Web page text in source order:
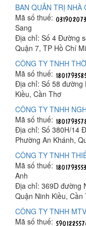
BAN QUẢN TRỊ NHÀ
Mã số thuế:
Sang
Địa chỉ: Số 4 Đường
Quận 7, TP Hồ Chí
CÔNG TY TNHH
Mã số thuế:
Địa chỉ: Số 58 đường
Kiều, Cần Thơ
CÔNG TY TNHH
Mã số thuế:
Địa chỉ: Số 380H/14
Phường An Khánh,
CÔNG TY TNHH
Mã số thuế:
Anh
Địa chỉ: 369D đường
Quận Ninh Kiều, Cần
CÔNG TY TNHH
Mã số thuế: